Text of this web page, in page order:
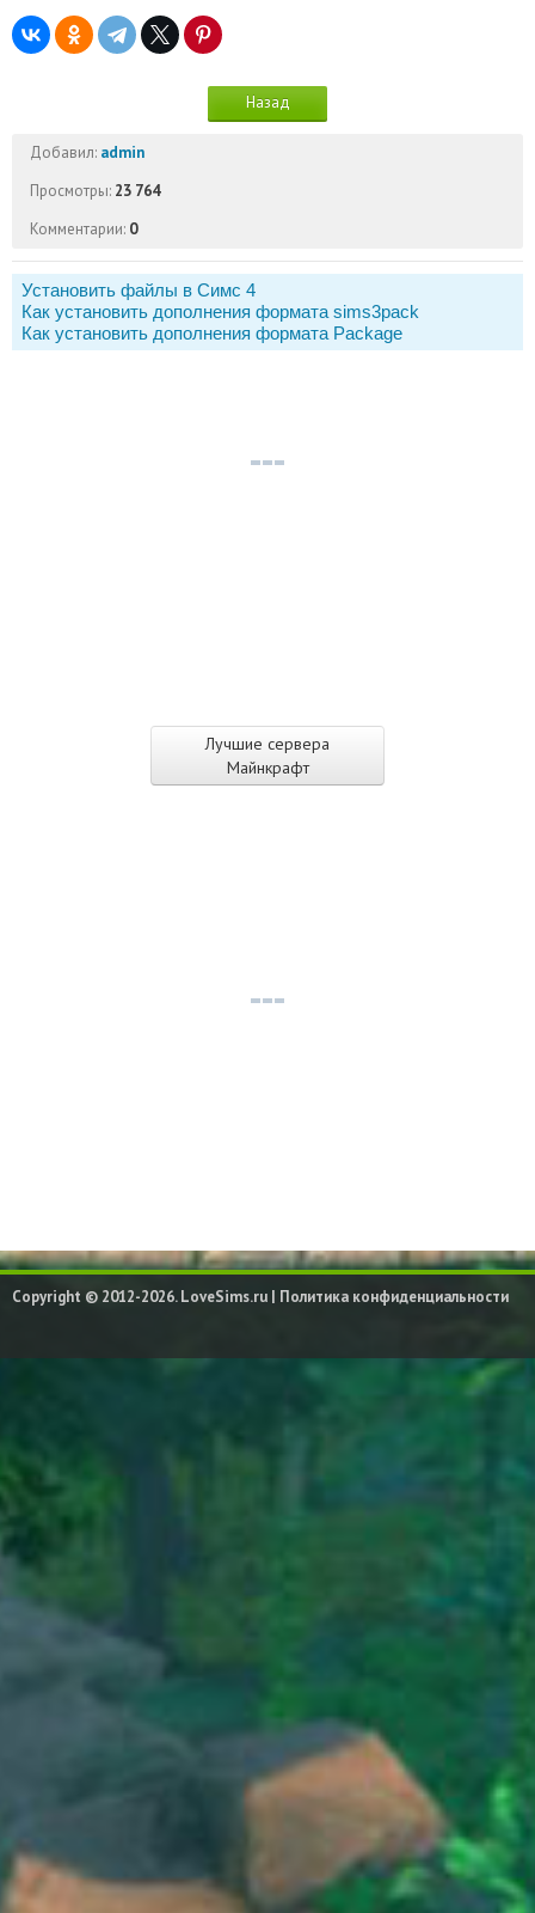
Лучшие сервера
Майнкрафт
Назад
Добавил: admin
Просмотры: 23 764
Комментарии: 0
Установить файлы в Симс 4
Как установить дополнения формата sims3pack
Как установить дополнения формата Package
Copyright © 2012-2026. LoveSims.ru | Политика конфиденциальности